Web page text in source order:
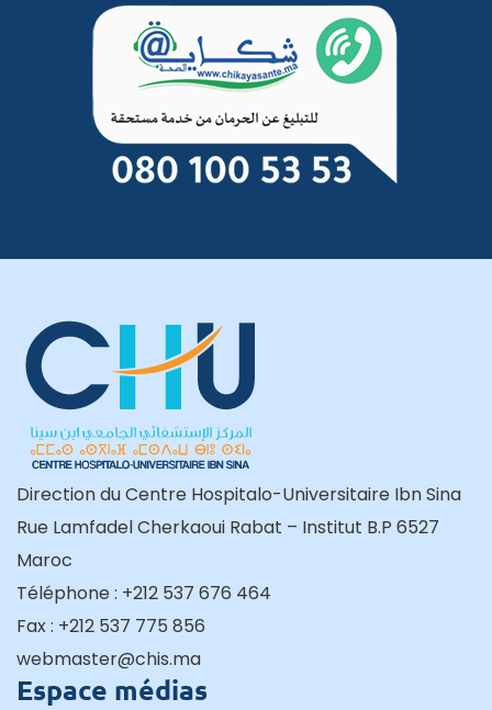
Direction du Centre Hospitalo-Universitaire Ibn Sina
Rue Lamfadel Cherkaoui Rabat – Institut B.P 6527
Maroc
Téléphone : +212 537 676 464
Fax : +212 537 775 856
webmaster@chis.ma
Espace médias